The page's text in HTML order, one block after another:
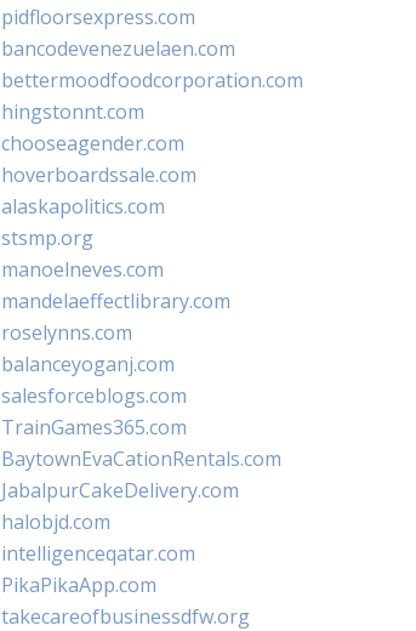
pidfloorsexpress.com
bancodevenezuelaen.com
bettermoodfoodcorporation.com
hingstonnt.com
chooseagender.com
hoverboardssale.com
alaskapolitics.com
stsmp.org
manoelneves.com
mandelaeffectlibrary.com
roselynns.com
balanceyoganj.com
salesforceblogs.com
TrainGames365.com
BaytownEvaCationRentals.com
JabalpurCakeDelivery.com
halobjd.com
intelligenceqatar.com
PikaPikaApp.com
takecareofbusinessdfw.org